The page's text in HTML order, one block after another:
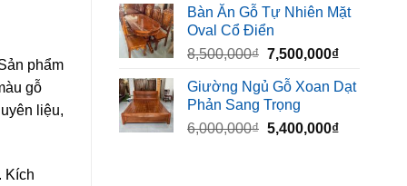
là:
Bàn Ăn Gỗ Tự Nhiên Mặt
Oval Cổ Điển
8,500,000₫ Giá
là:
8,500,000₫.
7,500,000₫Giá
tại
Giường Ngủ Gỗ Xoan Dạt
Phản Sang Trọng
6,000,000₫ Giá
5,400,000₫Giá
phẩm
gỗ
liệu,
Kích